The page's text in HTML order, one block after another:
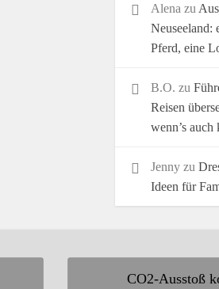
Alena zu
Neuseeland:
Pferd, eine
B.O. zu
Reisen
wenn’s
Jenny zu
Ideen für
CO2-Ausstoß